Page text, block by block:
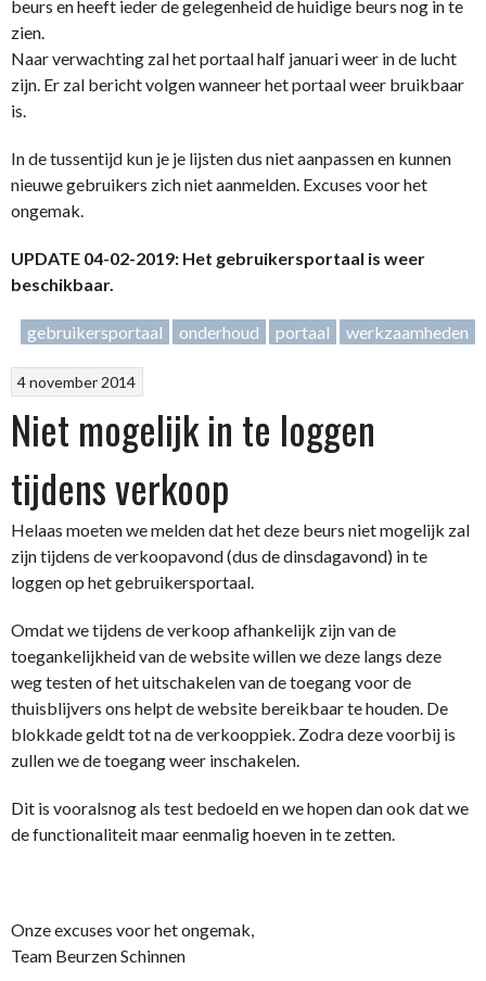
beurs en heeft ieder de gelegenheid de huidige beurs nog in te
zien.
Naar verwachting zal het portaal half januari weer in de lucht
zijn. Er zal bericht volgen wanneer het portaal weer bruikbaar
is.
In de tussentijd kun je je lijsten dus niet aanpassen en kunnen
nieuwe gebruikers zich niet aanmelden. Excuses voor het
ongemak.
UPDATE 04-02-2019: Het gebruikersportaal is weer
beschikbaar.
gebruikersportaal onderhoud portaal werkzaamheden
4 november 2014
Niet mogelijk in te loggen
tijdens verkoop
Helaas moeten we melden dat het deze beurs niet mogelijk zal
zijn tijdens de verkoopavond (dus de dinsdagavond) in te
loggen op het gebruikersportaal.
Omdat we tijdens de verkoop afhankelijk zijn van de
toegankelijkheid van de website willen we deze langs deze
weg testen of het uitschakelen van de toegang voor de
thuisblijvers ons helpt de website bereikbaar te houden. De
blokkade geldt tot na de verkooppiek. Zodra deze voorbij is
zullen we de toegang weer inschakelen.
Dit is vooralsnog als test bedoeld en we hopen dan ook dat we
de functionaliteit maar eenmalig hoeven in te zetten.
Onze excuses voor het ongemak,
Team Beurzen Schinnen